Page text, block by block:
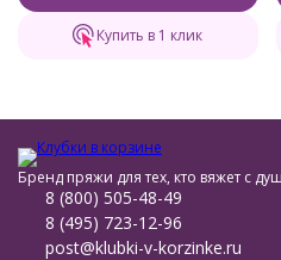
Купить в 1 клик
Бренд пряжи для тех, кто вяжет с
8 (800) 505-48-49
8 (495) 723-12-96
post@klubki-v-korzinke.ru